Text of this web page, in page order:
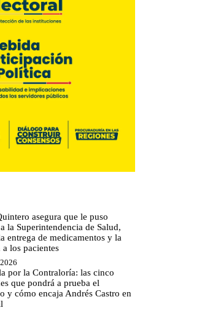
asegura que le puso
la Superintendencia de Salud,
entrega de medicamentos y la
a los pacientes
por la Contraloría: las cinco
que pondrá a prueba el
y cómo encaja Andrés Castro en